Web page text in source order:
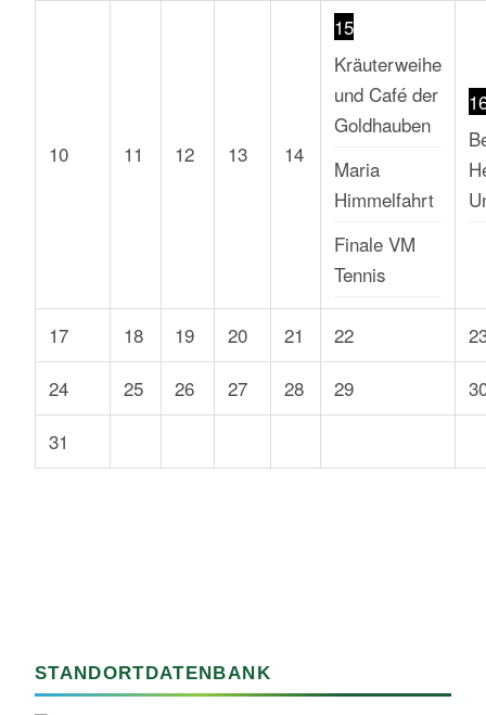
10 11 12 13 14
15
Kräuterweihe
und Café der
Goldhauben
Maria
Himmelfahrt
Finale VM
Tennis
17 18 19 20 21 22
24
25 26 27 28 29
31
STANDORTDATENBANK